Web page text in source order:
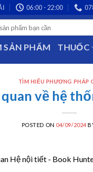
06:00 - 22:00
SẢN PHẨM THUỐC
TÌM HIỂU PHƯƠNG PHÁP
về hệ
POSTED ON 04/09/2024